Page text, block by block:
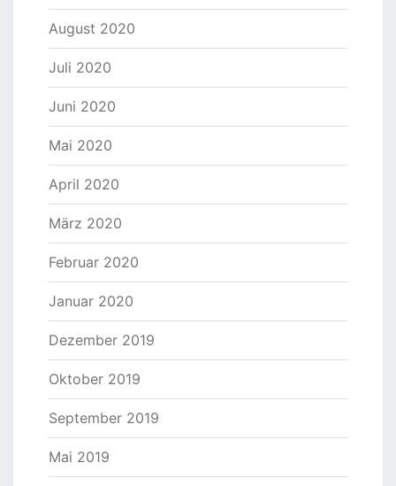
August 2020
Juli 2020
Juni 2020
Mai 2020
April 2020
März 2020
Februar 2020
Januar 2020
Dezember 2019
Oktober 2019
September 2019
Mai 2019